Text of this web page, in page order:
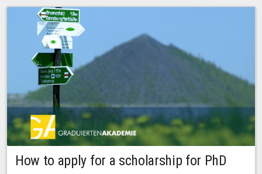
How to apply for a scholarship for PhD